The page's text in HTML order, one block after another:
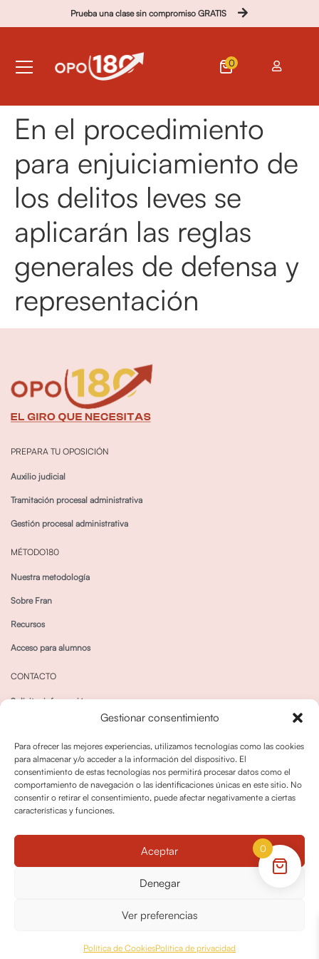
Gestionar consentimiento
Para ofrecer las mejores experiencias, utilizamos tecnologías como las cookies
para almacenar y/o acceder a la información del dispositivo. El
consentimiento de estas tecnologías nos permitirá procesar datos como el
comportamiento de navegación o las identificaciones únicas en este sitio. No
consentir o retirar el consentimiento, puede afectar negativamente a ciertas
características y funciones.
Aceptar
Denegar
Ver preferencias
Política de CookiesPolítica de privacidad
Prueba una clase sin compromiso GRATIS
0
En el procedimiento
para enjuiciamiento de
los delitos leves se
aplicarán las reglas
generales de defensa y
representación
PREPARA TU OPOSICIÓN
Auxilio judicial
Tramitación procesal administrativa
Gestión procesal administrativa
MÉTODO180
Nuestra metodología
Sobre Fran
Recursos
Acceso para alumnos
CONTACTO
Solicitar información
Política de cookies
Política dedevoluciones y cancelaciones
© OPO180 2026 Todos los derechos reservados
0